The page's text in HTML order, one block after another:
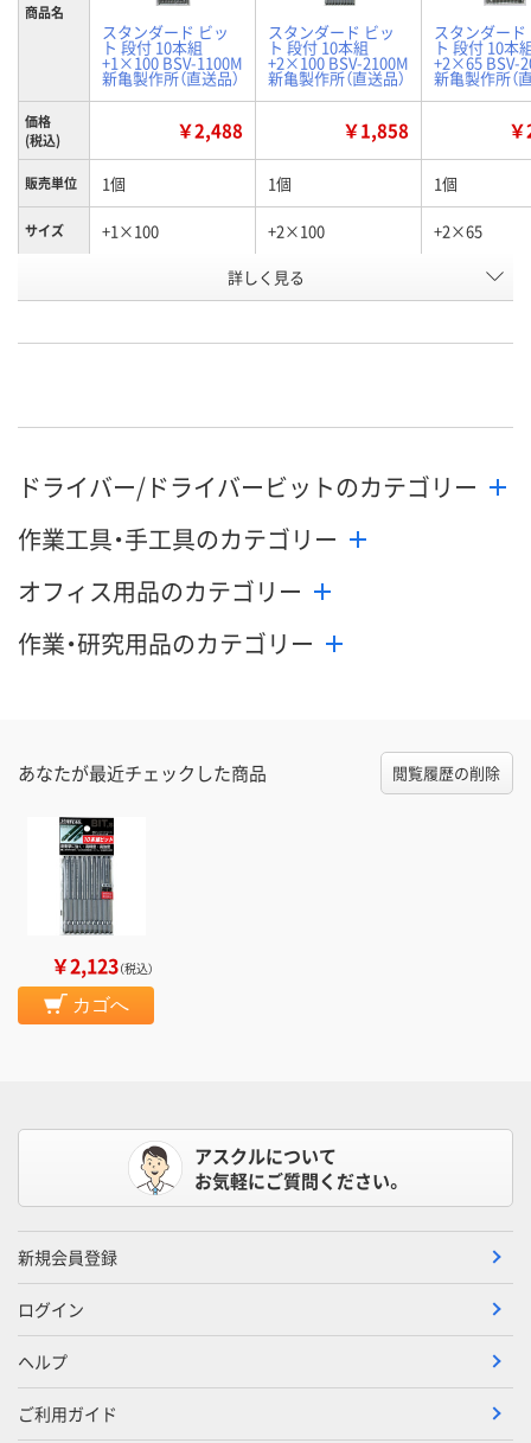
商品名
スタンダード ビッ
ト 段付 10本組
+1×100 BSV-1100M
新亀製作所（直送品）
スタンダード ビッ
ト 段付 10本組
+2×100 BSV-2100M
新亀製作所（直送品）
スタンダード
ト 段付 10本
+2×65 BSV-
新亀製作所（
価格
(税込)
￥2,488 ￥1,858
販売単位 1個 1個 1個
サイズ +1×100 +2×100 +2×65
J830847 J830845
販売停止中です
カゴへ
販売停止中で
詳しく見る
ドライバー/ドライバービットのカテゴリー
作業工具・手工具のカテゴリー
オフィス用品のカテゴリー
作業・研究用品のカテゴリー
あなたが最近チェックした商品 閲覧履歴の削除
￥2,123（税込）
カゴへ
アスクルについて
お気軽にご質問ください。
新規会員登録
ログイン
ヘルプ
ご利用ガイド